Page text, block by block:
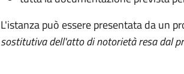
L'istanza può essere presentata da un
sostitutiva dell'atto di notorietà resa dal